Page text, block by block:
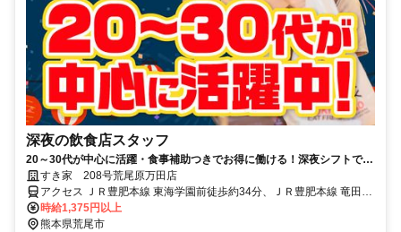
深夜の飲食店スタッフ
20～30代が中心に活躍・食事補助つきでお得に働ける！深夜シフトで稼
ぎませんか◎
すき家 208号荒尾原万田店
アクセス ＪＲ豊肥本線 東海学園前徒歩約34分、ＪＲ豊肥本線 竜田口
徒歩約40分、ＪＲ豊肥本線 水前寺南口徒歩約50分 荒尾駅徒歩15分、
208号線沿い
時給1,375円以上
熊本県荒尾市